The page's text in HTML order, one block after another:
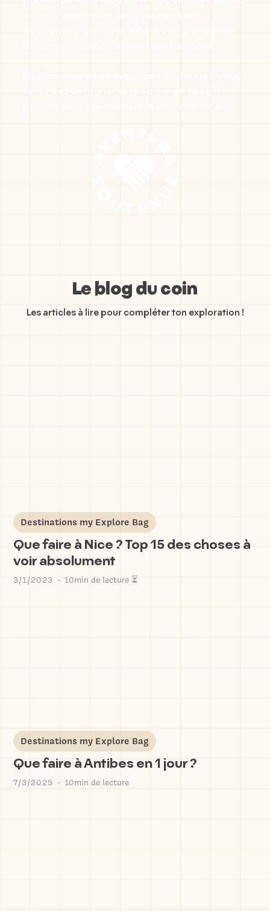
en vous proposant des aventures aussi
qualitatives, que ce soit dans une grande ville
ou dans un village de quelques habitants.
En choisissant ces aventures soutenues, vous
favorisez un tourisme raisonné en faisant
profiter plus directement l’économie locale !
Le blog du coin
Les articles à lire pour compléter ton exploration !
Destinations my Explore Bag
Que faire à Nice ? Top 15 des choses à
voir absolument
3/1/2023 • 10min de lecture ⏳
Destinations my Explore Bag
Que faire à Antibes en 1 jour ?
7/3/2025 • 10min de lecture